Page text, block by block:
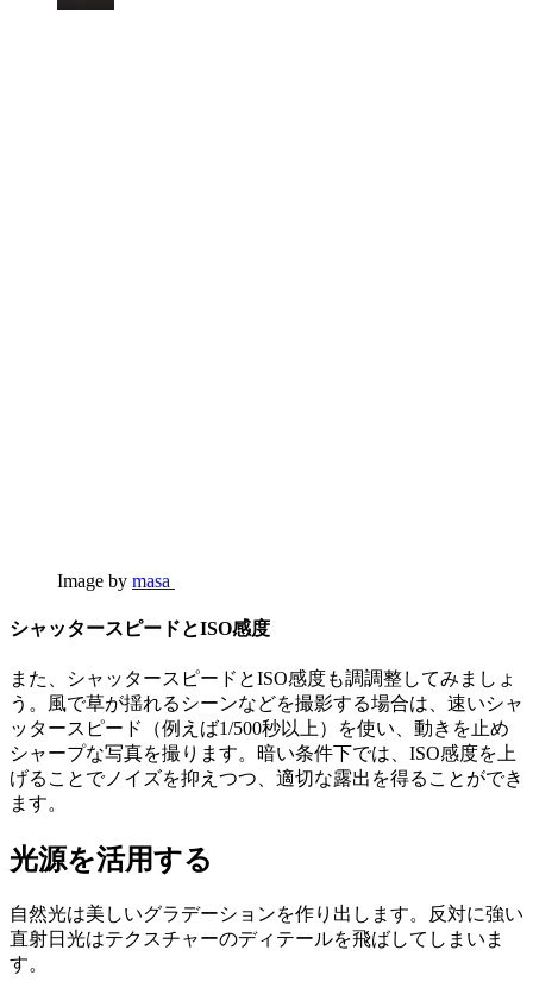
Image by masa
シャッタースピードとISO感度
また、シャッタースピードとISO感度も調調整してみましょ
う。風で草が揺れるシーンなどを撮影する場合は、速いシャ
ッタースピード（例えば1/500秒以上）を使い、動きを止め
シャープな写真を撮ります。暗い条件下では、ISO感度を上
げることでノイズを抑えつつ、適切な露出を得ることができ
ます。
光源を活用する
自然光は美しいグラデーションを作り出します。反対に強い
直射日光はテクスチャーのディテールを飛ばしてしまいま
す。